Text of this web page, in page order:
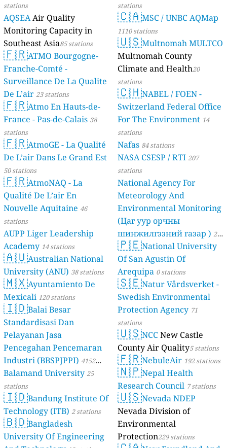
stations
AQSEAAir Quality
Monitoring Capacity in
Southeast Asia85 stations
🇫🇷ATMO Bourgogne-
Franche-Comté -
Surveillance De La Qualite
De L’air 23 stations
🇫🇷Atmo En Hauts-de-
France - Pas-de-Calais 38
stations
🇫🇷AtmoGE - La Qualité
De L’air Dans Le Grand Est
50 stations
🇫🇷AtmoNAQ - La
Qualité De L’air En
Nouvelle Aquitaine 46
stations
AUPP Liger Leadership
Academy 14 stations
🇦🇺Australian National
University (ANU) 38 stations
🇲🇽Ayuntamiento De
Mexicali 120 stations
🇮🇩Balai Besar
Standardisasi Dan
Pelayanan Jasa
Pencegahan Pencemaran
Industri (BBSPJPPI) 4152
stations
Balamand University25
stations
🇮🇩Bandung Institute Of
Technology (ITB) 2 stations
🇧🇩Bangladesh
University Of Engineering
stations
🇨🇦MSC / UNBC AQMap
1110 stations
🇺🇸Multnomah MULTCO
Multnomah County
Climate and Health20
stations
🇨🇭NABEL / FOEN -
Switzerland Federal Office
For The Environment 14
stations
Nafas 84 stations
NASA CSESP / RTI 207
stations
National Agency For
Meteorology And
Environmental Monitoring
(Цаг уур орчны
шинжилгээний газар ) 21
stations
🇵🇪National University
Of San Agustin Of
Arequipa 0 stations
🇸🇪Natur Vårdsverket -
Swedish Environmental
Protection Agency 71
stations
🇺🇸NCCNew Castle
County Air Quality5 stations
🇫🇷NebuleAir 192 stations
🇳🇵Nepal Health
Research Council 7 stations
🇺🇸Nevada NDEP
Nevada Division of
Environmental
Protection229 stations